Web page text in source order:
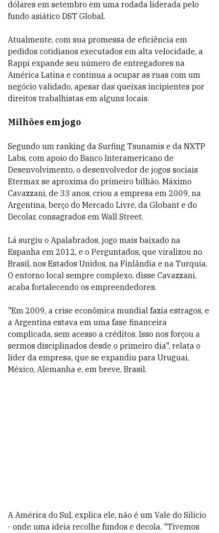
dólares em setembro em uma rodada liderada pelo
fundo asiático DST Global.
Atualmente, com sua promessa de eficiência em
pedidos cotidianos executados em alta velocidade, a
Rappi expande seu número de entregadores na
América Latina e continua a ocupar as ruas com um
negócio validado, apesar das queixas incipientes por
direitos trabalhistas em alguns locais.
Milhões em jogo
Segundo um ranking da Surfing Tsunamis e da NXTP
Labs, com apoio do Banco Interamericano de
Desenvolvimento, o desenvolvedor de jogos sociais
Etermax se aproxima do primeiro bilhão. Máximo
Cavazzani, de 33 anos, criou a empresa em 2009, na
Argentina, berço do Mercado Livre, da Globant e do
Decolar, consagrados em Wall Street.
Lá surgiu o Apalabrados, jogo mais baixado na
Espanha em 2012, e o Perguntados, que viralizou no
Brasil, nos Estados Unidos, na Finlândia e na Turquia.
O entorno local sempre complexo, disse Cavazzani,
acaba fortalecendo os empreendedores.
"Em 2009, a crise econômica mundial fazia estragos, e
a Argentina estava em uma fase financeira
complicada, sem acesso a créditos. Isso nos forçou a
sermos disciplinados desde o primeiro dia", relata o
líder da empresa, que se expandiu para Uruguai,
México, Alemanha e, em breve, Brasil.
A América do Sul, explica ele, não é um Vale do Silício
- onde uma ideia recolhe fundos e decola. "Tivemos